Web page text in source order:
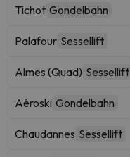
Tichot Gondelbahn
Palafour Sessellift
Almes (Quad) Sessellift
Aéroski Gondelbahn
Chaudannes Sessellift